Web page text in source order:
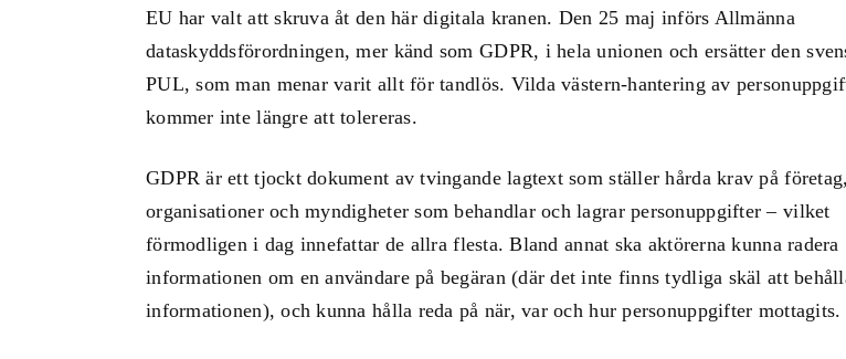
EU har valt att skruva åt den här digitala kranen. Den 25 maj införs Allmänna
dataskyddsförordningen, mer känd som GDPR, i hela unionen och ersätter den
PUL, som man menar varit allt för tandlös. Vilda västern-hantering av
kommer inte längre att tolereras.
GDPR är ett tjockt dokument av tvingande lagtext som ställer hårda krav på företag,
organisationer och myndigheter som behandlar och lagrar personuppgifter – vilket
förmodligen i dag innefattar de allra flesta. Bland annat ska aktörerna kunna radera
informationen om en användare på begäran (där det inte finns tydliga skäl att
informationen), och kunna hålla reda på när, var och hur personuppgifter mottagits.